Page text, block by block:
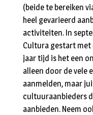
(beide te bereiken
heel gevarieerd
activiteiten. In
Cultura gestart
jaar tijd is het een
alleen door de vele
aanmelden, maar
cultuuraanbieders
aanbieden. Neem